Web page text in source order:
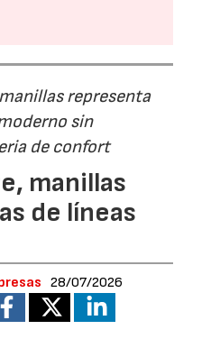
representa
sin
de confort
manillas
de líneas
28/07/2026